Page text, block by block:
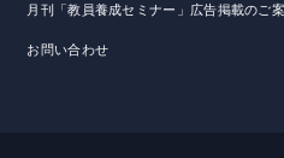
月刊「教員養成セミナー」広告掲載のご
お問い合わせ